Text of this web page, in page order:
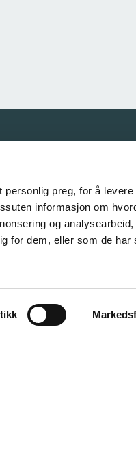
preg, for å
informasjon om
og
for dem, eller som de har